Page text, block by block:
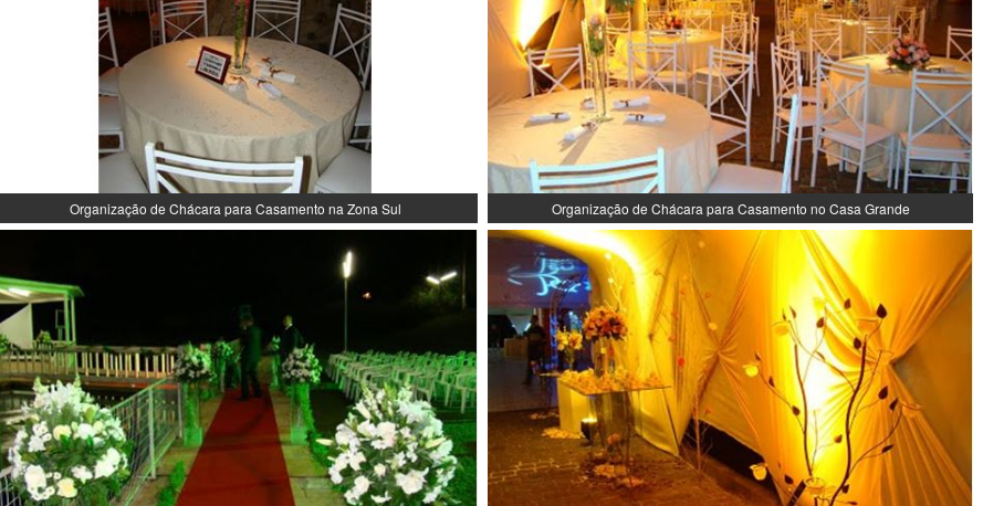
Organização de Chácara para Casamento na Zona Sul Organização de Chácara para Casamento no Casa Grande